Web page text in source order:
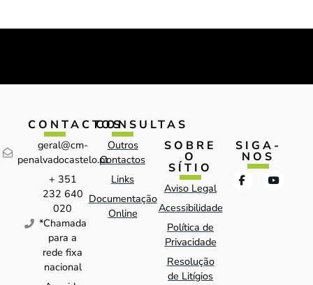
CONTACTOS
geral@cm-
penalvadocastelo.pt
+ 351
232 640
020
*Chamada
para a
rede fixa
nacional
CONSULTAS
Outros
Contactos
Links
Documentação
Online
SOBRE
O
SÍTIO
Aviso Legal
Acessibilidade
Política de
Privacidade
Resolução
de Litígios
SIGA-
NOS